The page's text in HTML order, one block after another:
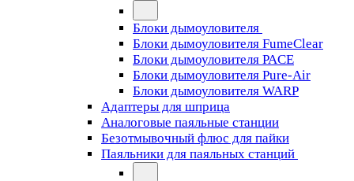
Блоки дымоуловителя
Блоки дымоуловителя FumeClear
Блоки дымоуловителя PACE
Блоки дымоуловителя Pure-Air
Блоки дымоуловителя WARP
Адаптеры для шприца
Аналоговые паяльные станции
Безотмывочный флюс для пайки
Паяльники для паяльных станций